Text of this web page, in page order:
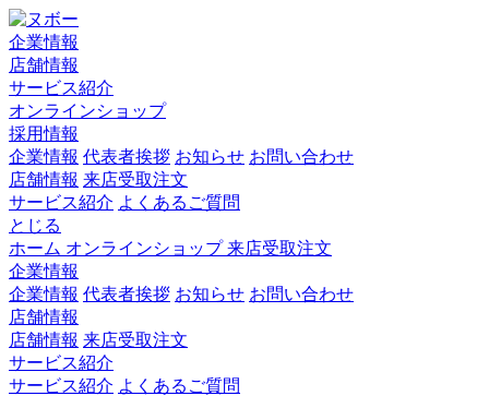
企業情報
店舗情報
サービス紹介
オンラインショップ
採用情報
企業情報 代表者挨拶 お知らせ お問い合わせ
店舗情報 来店受取注文
サービス紹介 よくあるご質問
とじる
ホーム オンラインショップ来店受取注文
企業情報
企業情報 代表者挨拶 お知らせ お問い合わせ
店舗情報
店舗情報 来店受取注文
サービス紹介
サービス紹介 よくあるご質問